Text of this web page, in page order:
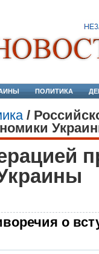
ПОЛИТИКА
/
о